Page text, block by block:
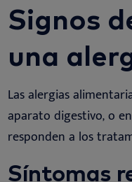
Signos
una
Las alergias
aparato digestivo, o
responden a los
Síntomas